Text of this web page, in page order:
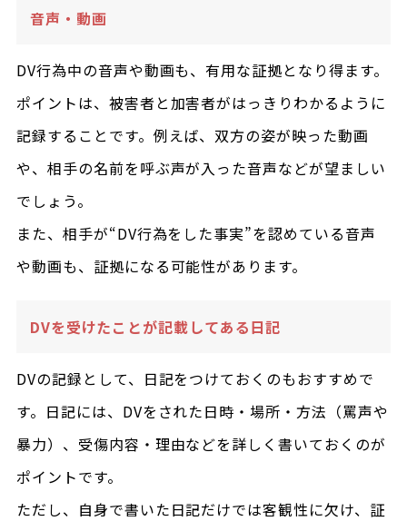
音声・動画
DV行為中の音声や動画も、有用な証拠となり得ます。
ポイントは、被害者と加害者がはっきりわかるように
記録することです。例えば、双方の姿が映った動画
や、相手の名前を呼ぶ声が入った音声などが望ましい
でしょう。
また、相手が“DV行為をした事実”を認めている音声
や動画も、証拠になる可能性があります。
DVを受けたことが記載してある日記
DVの記録として、日記をつけておくのもおすすめで
す。日記には、DVをされた日時・場所・方法（罵声や
暴力）、受傷内容・理由などを詳しく書いておくのが
ポイントです。
ただし、自身で書いた日記だけでは客観性に欠け、証